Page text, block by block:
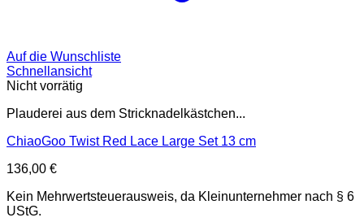
Auf die Wunschliste
Schnellansicht
Nicht vorrätig
Plauderei aus dem Stricknadelkästchen...
ChiaoGoo Twist Red Lace Large Set 13 cm
136,00 €
Kein Mehrwertsteuerausweis, da Kleinunternehmer nach § 6
UStG.